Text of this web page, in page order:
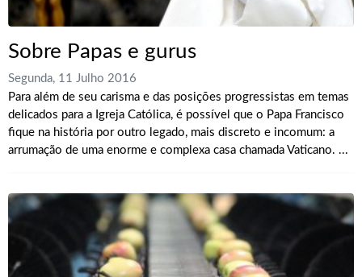
Sobre Papas e gurus
Segunda, 11 Julho 2016
Para além de seu carisma e das posições progressistas em temas
delicados para a Igreja Católica, é possível que o Papa Francisco
fique na história por outro legado, mais discreto e incomum: a
arrumação de uma enorme e complexa casa chamada Vaticano. ...